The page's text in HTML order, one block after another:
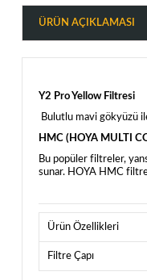
ÜRÜN AÇIKLAMASI
Y2 Pro Yellow Filtresi
Bulutlu mavi gökyüzü
HMC (HOYA MULTI
Bu popüler filtreler,
sunar. HOYA HMC
Ürün Özellikleri
Filtre Çapı